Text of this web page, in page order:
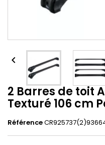

2 Barres de toit
Texturé 106 cm
Référence